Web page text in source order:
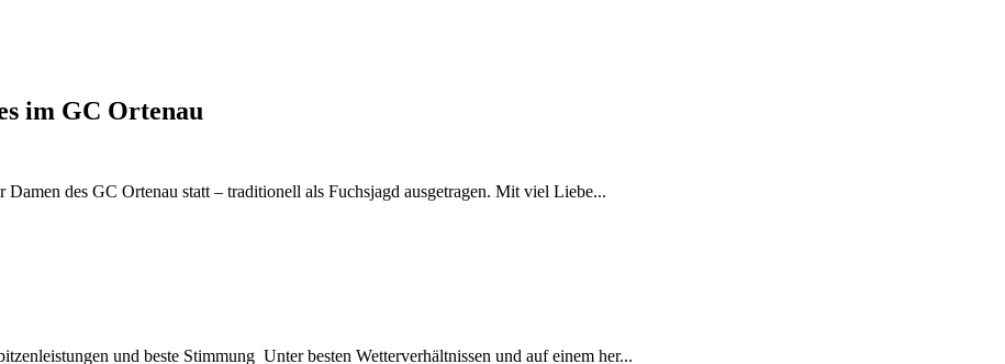
im GC Ortenau
des GC Ortenau statt – traditionell als Fuchsjagd ausgetragen. Mit viel Liebe...
und beste Stimmung Unter besten Wetterverhältnissen und auf einem her...